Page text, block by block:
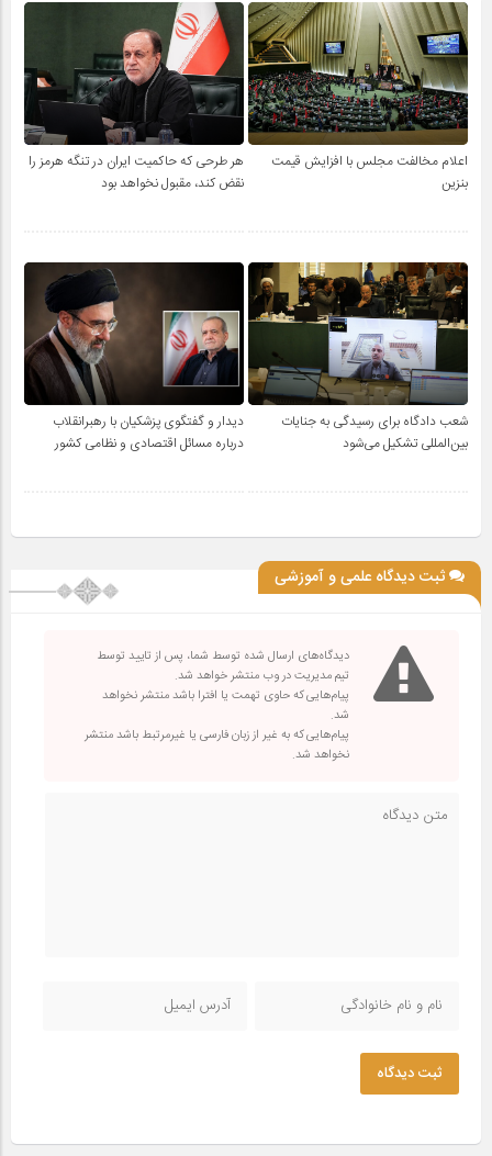
اعلام مخالفت مجلس با افزایش قیمت
بنزین
هر طرحی که حاکمیت ایران در تنگه هرمز را
نقض کند، مقبول نخواهد بود
شعب دادگاه برای رسیدگی به جنایات
بین‌المللی تشکیل می‌شود
دیدار و گفتگوی پزشکیان با رهبرانقلاب
درباره مسائل اقتصادی و نظامی کشور
ثبت دیدگاه علمی و آموزشی
دیدگاه‌های ارسال شده توسط شما، پس از تایید توسط
تیم مدیریت در وب منتشر خواهد شد.
پیام‌هایی که حاوی تهمت یا افترا باشد منتشر نخواهد
شد.
پیام‌هایی که به غیر از زبان فارسی یا غیرمرتبط باشد منتشر
نخواهد شد.
ثبت دیدگاه